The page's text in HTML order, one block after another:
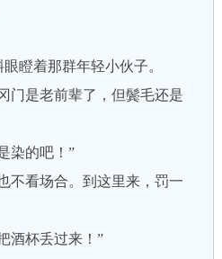
着那群年轻小伙子。
是老前辈了，但鬓毛还是
的吧！”
看场合。到这里来，罚一
杯丢过来！”